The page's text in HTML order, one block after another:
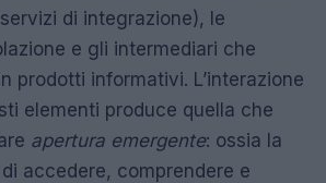
di integrazione), le
e gli intermediari che
prodotti informativi. L’interazione
elementi produce quella che
apertura emergente: ossia la
accedere, comprendere e